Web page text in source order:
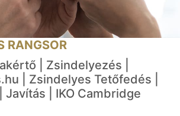
RANGSOR
| Zsindelyezés |
| Zsindelyes Tetőfedés |
Javítás | IKO Cambridge